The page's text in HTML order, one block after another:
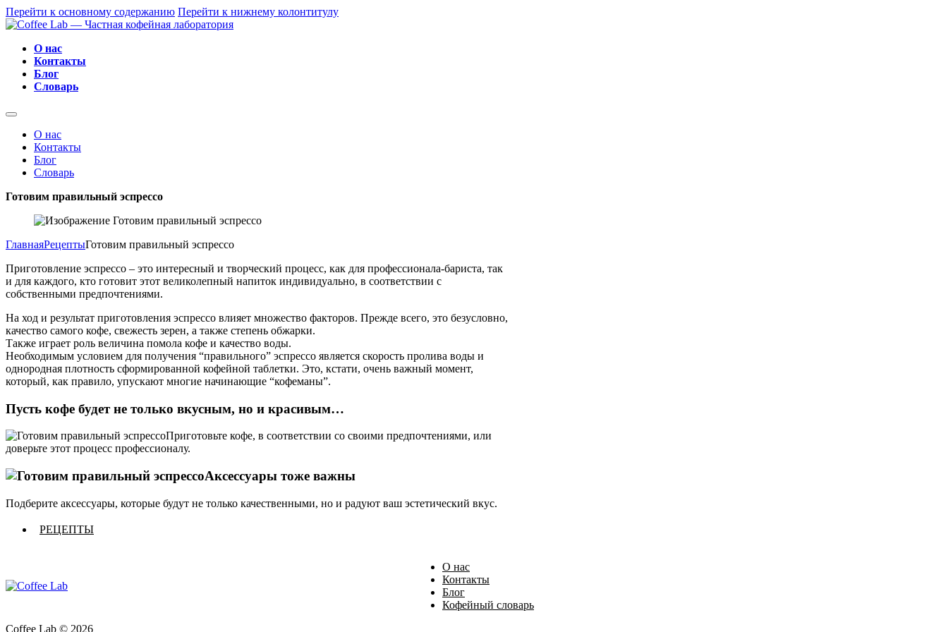
Перейти к основному содержанию Перейти к нижнему колонтитулу
О нас
Контакты
Блог
Словарь
О нас
Контакты
Блог
Словарь
Готовим правильный эспрессо
ГлавнаяРецептыГотовим правильный эспрессо
Приготовление эспрессо – это интересный и творческий процесс, как для профессионала-бариста, так
и для каждого, кто готовит этот великолепный напиток индивидуально, в соответствии с
собственными предпочтениями.
На ход и результат приготовления эспрессо влияет множество факторов. Прежде всего, это безусловно,
качество самого кофе, свежесть зерен, а также степень обжарки.
Также играет роль величина помола кофе и качество воды.
Необходимым условием для получения “правильного” эспрессо является скорость пролива воды и
однородная плотность сформированной кофейной таблетки. Это, кстати, очень важный момент,
который, как правило, упускают многие начинающие “кофеманы”.
Пусть кофе будет не только вкусным, но и красивым…
Приготовьте кофе, в соответствии со своими предпочтениями, или
доверьте этот процесс профессионалу.
Аксессуары тоже важны
Подберите аксессуары, которые будут не только качественными, но и радуют ваш эстетический вкус.
РЕЦЕПТЫ
О нас
Контакты
Блог
Кофейный словарь
Coffee Lab © 2026